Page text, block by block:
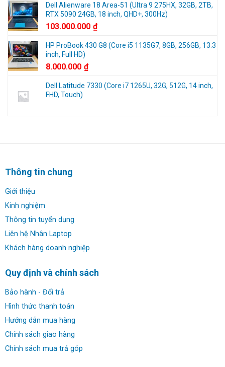
Dell Alienware 18 Area-51 (Ultra 9 275HX, 32GB, 2TB,
RTX 5090 24GB, 18 inch, QHD+, 300Hz)
103.000.000 ₫
HP ProBook 430 G8 (Core i5 1135G7, 8GB, 256GB, 13.3
inch, Full HD)
8.000.000 ₫
Dell Latitude 7330 (Core i7 1265U, 32G, 512G, 14 inch,
FHD, Touch)
Thông tin chung
Giới thiệu
Kinh nghiệm
Thông tin tuyển dụng
Liên hệ Nhân Laptop
Khách hàng doanh nghiệp
Quy định và chính sách
Bảo hành - Đổi trả
Hình thức thanh toán
Hướng dẫn mua hàng
Chính sách giao hàng
Chính sách mua trả góp